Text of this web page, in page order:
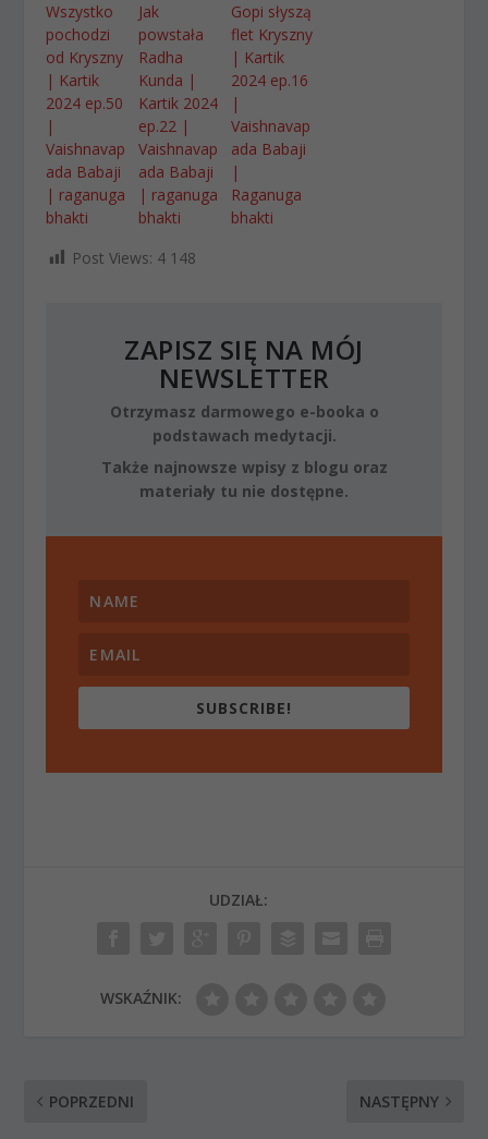
Wszystko
pochodzi
od Kryszny
| Kartik
2024 ep.50
|
Vaishnavap
ada Babaji
| raganuga
bhakti
Jak
powstała
Radha
Kunda |
Kartik 2024
ep.22 |
Vaishnavap
ada Babaji
| raganuga
bhakti
Gopi słyszą
flet Kryszny
| Kartik
2024 ep.16
|
Vaishnavap
ada Babaji
|
Raganuga
bhakti
Post Views: 4 148
ZAPISZ SIĘ NA MÓJ
NEWSLETTER
Otrzymasz darmowego e-booka o
podstawach medytacji.
Także najnowsze wpisy z blogu oraz
materiały tu nie dostępne.
SUBSCRIBE!
UDZIAŁ:
WSKAŹNIK:
POPRZEDNI NASTĘPNY